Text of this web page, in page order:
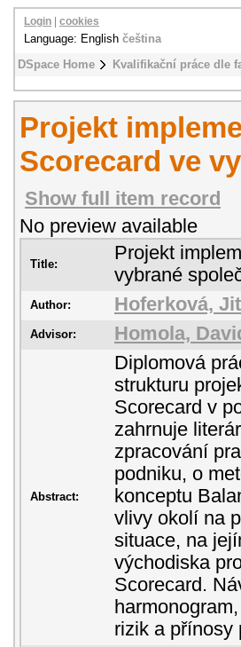
DSpace Home Kvalifikační práce dle
Login cookies
Language: English čeština
Projekt
Scorecard ve
Show full item record
No preview available
Title:
Projekt
vybrané
Author: Hoferková,
Advisor: Homola,
Abstract:
Diplomová
strukturu
Scorecard v
zahrnuje
zpracování
podniku, o
konceptu
vlivy okolí na
situace, na
východiska
Scorecard.
rizik a přínosy